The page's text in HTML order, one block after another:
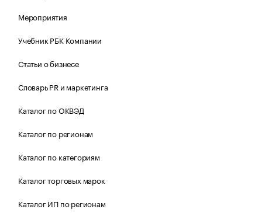
Мероприятия
Учебник РБК Компании
Статьи о бизнесе
Словарь PR и маркетинга
Каталог по ОКВЭД
Каталог по регионам
Каталог по категориям
Каталог торговых марок
Каталог ИП по регионам